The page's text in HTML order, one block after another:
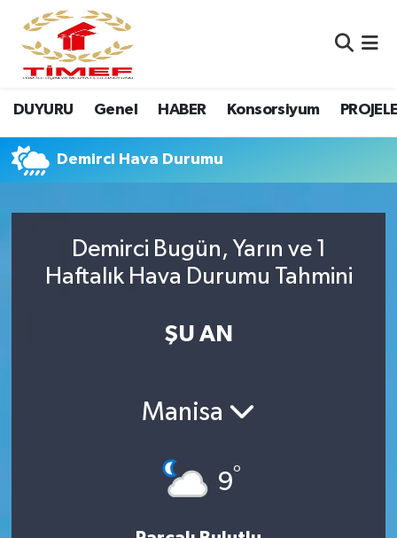
DUYURU Genel HABER Konsorsiyum
Demirci Hava Durumu
Demirci Bugün, Yarın ve 1
Haftalık Hava Durumu Tahmini
ŞU AN
Manisa
9°
Anasayfa Kutu
Anasayfa Manşet
Canlı Yayın
Erasmus
Nöbetçi Eczaneler
Hava Durumu
Namaz Vakitleri
Süper Lig Puan Durumu ve Fikstür
Son Dakika Haberleri